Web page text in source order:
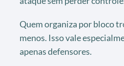
Quem organiza por bloco
menos. Isso vale
apenas defensores.